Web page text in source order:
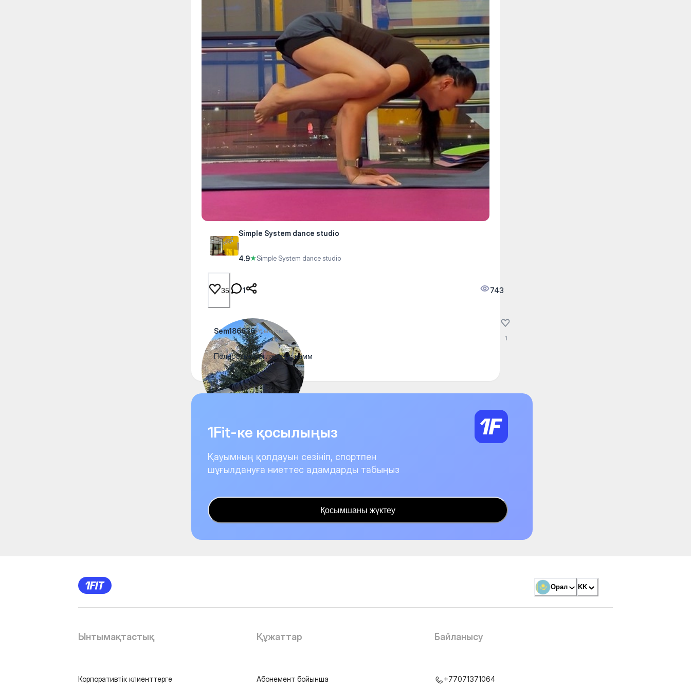
Simple System dance studio
4.9★Simple System dance studio
35 1 743
Sem18663626 маусым
Полностью согласен с вамм
1
1Fit-ке қосылыңыз
Қауымның қолдауын сезініп, спортпен
шұғылдануға ниеттес адамдарды табыңыз
Қосымшаны жүктеу
Орал KK
Ынтымақтастық
Корпоративтік клиенттерге
Құжаттар
Абонемент бойынша
Байланысу
+77071371064